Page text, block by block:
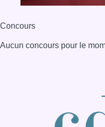
Concours
Aucun concours pour le